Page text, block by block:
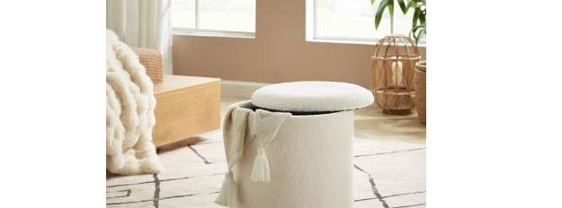
Raumgewicht Sitzfläche 25 kg/m³
Montageanleitung
Sitzhöhe 42 cm
Durchmesser 38 cm